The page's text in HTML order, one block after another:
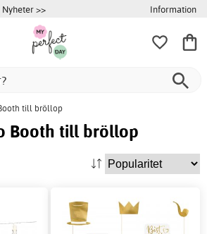
Nyheter >> Information
till bröllop
Booth till bröllop